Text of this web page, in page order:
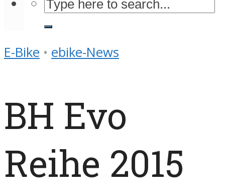
E-Bike • ebike-News
BH Evo
Reihe 2015